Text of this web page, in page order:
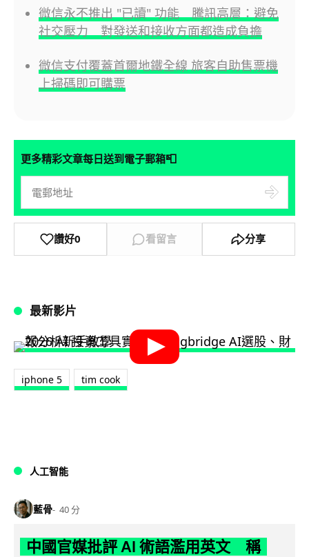
微信永不推出 "已讀" 功能 騰訊高層：避免
社交壓力 對發送和接收方面都造成負擔
微信支付覆蓋首爾地鐵全線 旅客自助售票機
上掃碼即可購票
更多精彩文章每日送到電子郵箱📮
讚好0 看留言 分享
最新影片
iphone 5 tim cook
人工智能
藍骨 40 分
中國官媒批評 AI 術語濫用英文 稱